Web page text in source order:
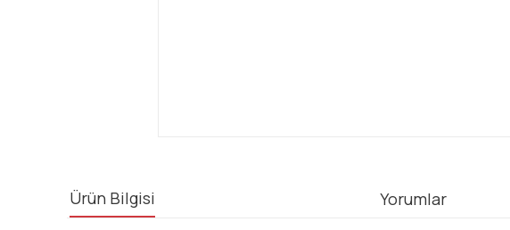
Ürün Bilgisi Yorumlar